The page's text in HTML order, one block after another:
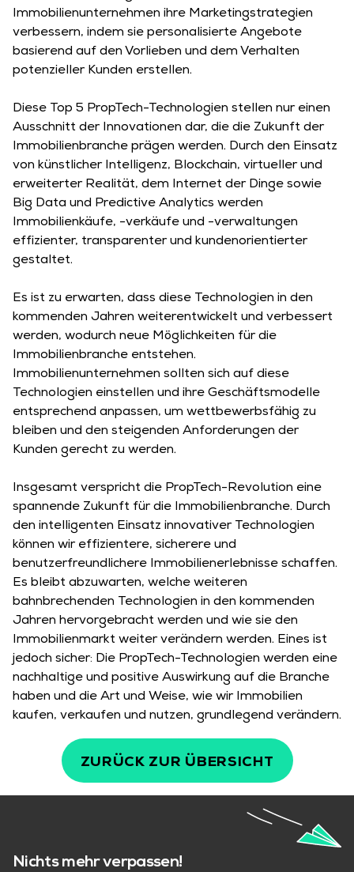
Immobilienunternehmen ihre Marketingstrategien
verbessern, indem sie personalisierte Angebote
basierend auf den Vorlieben und dem Verhalten
potenzieller Kunden erstellen.
Diese Top 5 PropTech-Technologien stellen nur einen
Ausschnitt der Innovationen dar, die die Zukunft der
Immobilienbranche prägen werden. Durch den Einsatz
von künstlicher Intelligenz, Blockchain, virtueller und
erweiterter Realität, dem Internet der Dinge sowie
Big Data und Predictive Analytics werden
Immobilienkäufe, -verkäufe und -verwaltungen
effizienter, transparenter und kundenorientierter
gestaltet.
Es ist zu erwarten, dass diese Technologien in den
kommenden Jahren weiterentwickelt und verbessert
werden, wodurch neue Möglichkeiten für die
Immobilienbranche entstehen.
Immobilienunternehmen sollten sich auf diese
Technologien einstellen und ihre Geschäftsmodelle
entsprechend anpassen, um wettbewerbsfähig zu
bleiben und den steigenden Anforderungen der
Kunden gerecht zu werden.
Insgesamt verspricht die PropTech-Revolution eine
spannende Zukunft für die Immobilienbranche. Durch
den intelligenten Einsatz innovativer Technologien
können wir effizientere, sicherere und
benutzerfreundlichere Immobilienerlebnisse schaffen.
Es bleibt abzuwarten, welche weiteren
bahnbrechenden Technologien in den kommenden
Jahren hervorgebracht werden und wie sie den
Immobilienmarkt weiter verändern werden. Eines ist
jedoch sicher: Die PropTech-Technologien werden eine
nachhaltige und positive Auswirkung auf die Branche
haben und die Art und Weise, wie wir Immobilien
kaufen, verkaufen und nutzen, grundlegend verändern.
ZURÜCK ZUR ÜBERSICHT
Nichts mehr verpassen!